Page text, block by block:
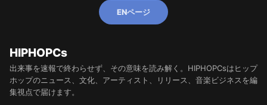
ENページ
HIPHOPCs
出来事を速報で終わらせず、その意味を読み解く。HIPHOPCsはヒップ
ホップのニュース、文化、アーティスト、リリース、音楽ビジネスを編
集視点で届けます。